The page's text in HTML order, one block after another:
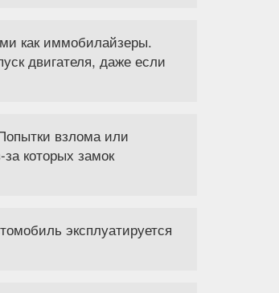
как иммобилайзеры.
двигателя, даже если
взлома или
которых замок
эксплуатируется